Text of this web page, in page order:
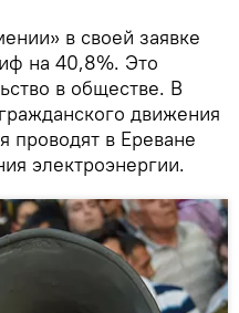
в своей заявке
на 40,8%. Это
в обществе. В
движения
проводят в Ереване
электроэнергии.